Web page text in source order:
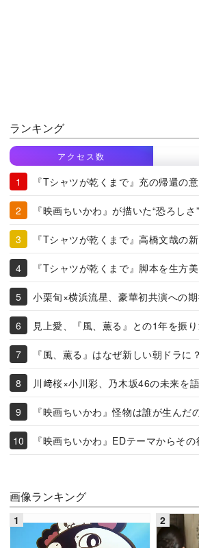
ランキング
アクセス数
『Tシャツが乾くまで』充の帰還の
『映画ちいかわ』が描いた“恐ろしさ
『Tシャツが乾くまで』高橋文哉の
『Tシャツが乾くまで』脚本を生方
小栗旬×横浜流星、豪華初共演への
見上愛、『風、薫る』との1年を振
『風、薫る』はなぜ新しい朝ドラに？
川﨑桜×小川彩、乃木坂46の未来を
『映画ちいかわ』怪物は誰が生んだ
『映画ちいかわ』EDテーマからそ
画像ランキング